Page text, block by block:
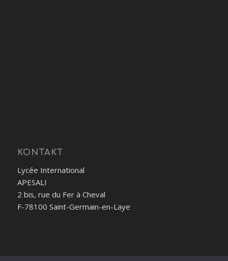
KONTAKT
Lycée International
APESALI
2 bis, rue du Fer à Cheval
F-78100 Saint-Germain-en-Laye